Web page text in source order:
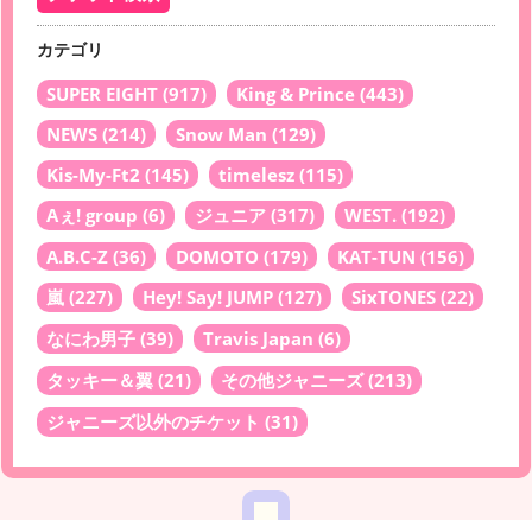
カテゴリ
SUPER EIGHT (917) King & Prince (443)
NEWS (214) Snow Man (129)
Kis-My-Ft2 (145) timelesz (115)
Aぇ! group (6) ジュニア (317) WEST. (192)
A.B.C-Z (36) DOMOTO (179) KAT-TUN (156)
嵐 (227) Hey! Say! JUMP (127) SixTONES (22)
なにわ男子 (39) Travis Japan (6)
タッキー＆翼 (21) その他ジャニーズ(213)
ジャニーズ以外のチケット (31)